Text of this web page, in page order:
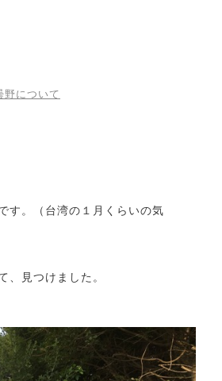
野について
す。（台湾の１月くらいの気
、見つけました。